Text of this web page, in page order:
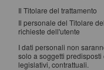
Il Titolare del trattamento
Il personale del Titolare
richieste dell'utente
I dati personali non
solo a soggetti
legislativi, contrattuali.